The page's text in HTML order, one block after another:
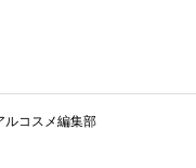
ルコスメ編集部